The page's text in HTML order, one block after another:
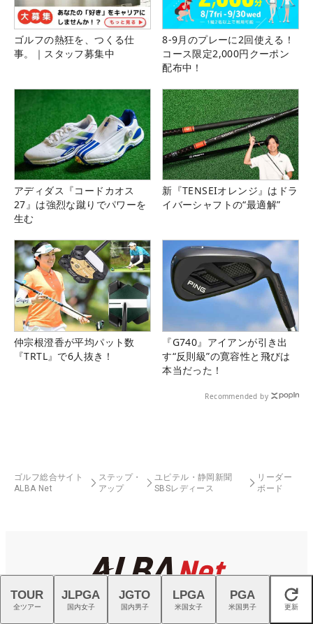
ゴルフの熱狂を、つくる仕
事。｜スタッフ募集中
8-9月のプレーに2回使える！
コース限定2,000円クーポン
配布中！
アディダス『コードカオス
27』は強烈な蹴りでパワーを
生む
新『TENSEIオレンジ』はドラ
イバーシャフトの“最適解”
仲宗根澄香が平均パット数
『TRTL』で6人抜き！
『G740』アイアンが引き出
す“反則級”の寛容性と飛びは
本当だった！
Recommended by
ゴルフ総合サイト
ALBA Net
ステップ・
アップ
ユピテル・静岡新聞
SBSレディース
リーダー
ボード
閉じる
TOUR
全ツアー
JLPGA
国内女子
JGTO
国内男子
LPGA
米国女子
PGA
米国男子 更新